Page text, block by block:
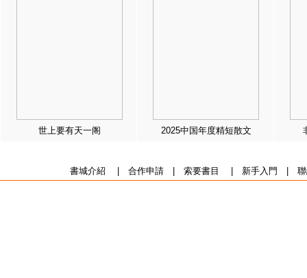
世上要有天一阁 2025中国年度精短散文
書城介紹 合作申請| 索要書目 新手入門